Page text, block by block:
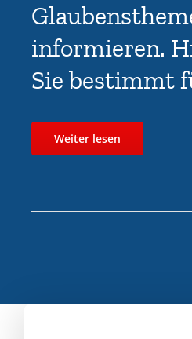
informieren.
Sie bestimmt
Weiter lesen